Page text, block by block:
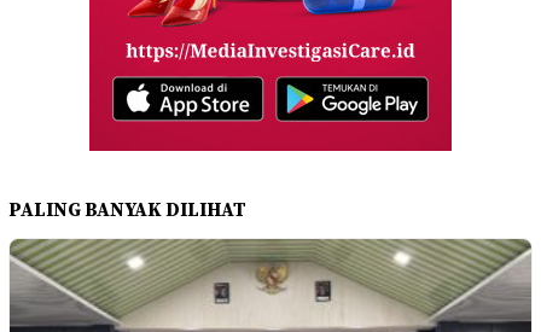
PALING BANYAK DILIHAT